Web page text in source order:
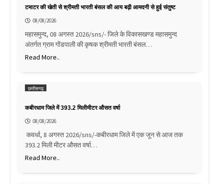
टमाटर की खेती से श्रीमती भारती बंसल की आय बढ़ी आमदनी से हुई संतुष्ट
08/08/2026
महासमुन्द, 08 अगस्त 2026/sns/- जिले के विकासखण्ड महासमुन्द
अंतर्गत ग्राम गोंडपाली की कृषक श्रीमती भारती बंसल…
Read More..
छत्तीसगढ़
कबीरधाम जिले में 393.2 मिलीमीटर औसत वर्षा
08/08/2026
कवर्धा, 8 अगस्त 2026/sns/-कबीरधाम जिले में एक जून से आज तक
393.2 मिली मीटर औसत वर्षा…
Read More..